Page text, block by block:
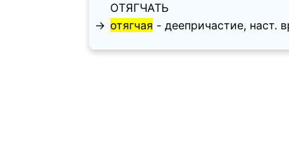
ОТЯГЧАТЬ
→ отягчая - деепричастие, наст.